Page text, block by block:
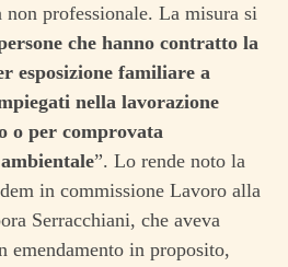
non professionale. La misura si
che hanno contratto la
esposizione familiare a
nella lavorazione
o per comprovata
”. Lo rende noto la
in commissione Lavoro alla
Serracchiani, che aveva
emendamento in proposito,